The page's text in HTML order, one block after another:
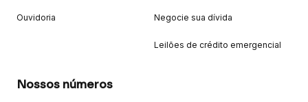
Ouvidoria Negocie sua dívida
Leilões de crédito emergencial
Nossos números